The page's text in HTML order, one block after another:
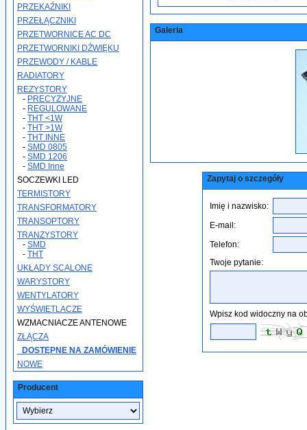
PRZEKAŹNIKI
PRZEŁĄCZNIKI
PRZETWORNICE AC DC
PRZETWORNIKI DŹWIĘKU
PRZEWODY / KABLE
RADIATORY
REZYSTORY
- PRECYZYJNE
- REGULOWANE
- THT <1W
- THT >1W
- THT INNE
- SMD 0805
- SMD 1206
- SMD Inne
SOCZEWKI LED
TERMISTORY
TRANSFORMATORY
TRANSOPTORY
TRANZYSTORY
- SMD
- THT
UKŁADY SCALONE
WARYSTORY
WENTYLATORY
WYŚWIETLACZE
WZMACNIACZE ANTENOWE
ZŁĄCZA
_DOSTĘPNE NA ZAMÓWIENIE
NOWE
Producent
Galeria
Zapytaj o szczegóły
Imię i nazwisko:
E-mail:
Telefon:
Twoje pytanie:
Wpisz kod widoczny na